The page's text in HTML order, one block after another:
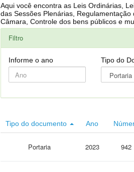
Aqui você encontra as Leis Ordinárias, Leis Complementares, Portarias, Decretos, Atas, PPA, LDO, LOA, RREO, Resoluções, RGF, Lei Orgânica, Regimento
das Sessões Plenárias, Regulamentação da LAI, Atos de Julgamento do Governo, Agenda Externa do presidente, Relatório do Controle Interno, Projetos em tramitação na
Filtro
Informe o ano Tipo do
Tipo do documento Ano
Portaria 2023 942